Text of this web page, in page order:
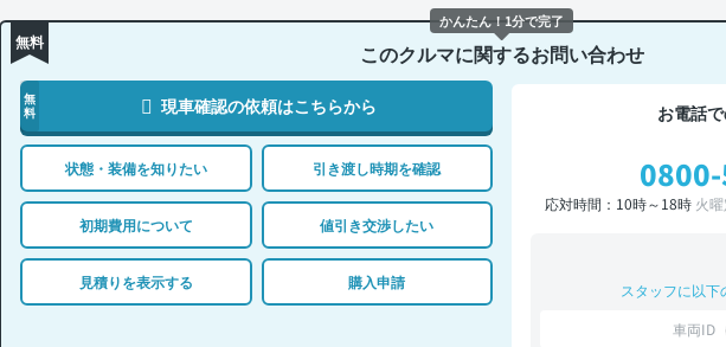
無料 このクルマに関するお問い合わせ
無
料
現車確認の依頼はこちらから
状態・装備を知りたい 引き渡し時期を確認
初期費用について 値引き交渉したい
見積りを表示する 購入申請
お電話
応対時間：10時～18時 火
スタッフに以
車両ID
かんたん！1分で完了